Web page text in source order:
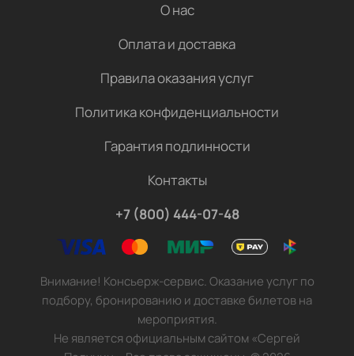
О нас
Оплата и доставка
Правила оказания услуг
Политика конфиденциальности
Гарантия подлинности
Контакты
+7 (800) 444-07-48
Внимание! Консьерж-сервис. Оказание услуг по
подбору, бронированию и доставке билетов на
мероприятия.
Не является официальным сайтом «Сергей